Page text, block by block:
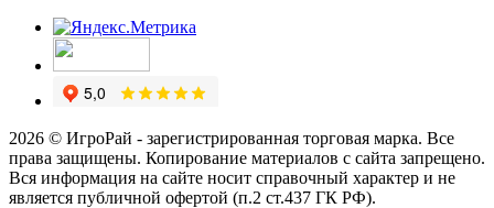
2026 © ИгроРай - зарегистрированная торговая марка. Все
права защищены. Копирование материалов с сайта запрещено.
Вся информация на сайте носит справочный характер и не
является публичной офертой (п.2 ст.437 ГК РФ).